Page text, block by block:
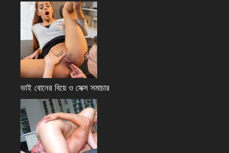
ভাই বোনের বিয়ে ও সেক্স সমাচার